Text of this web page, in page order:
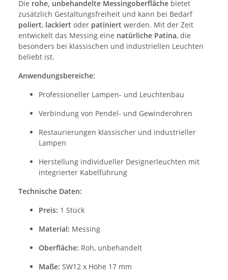
Die rohe, unbehandelte Messingoberfläche bietet
zusätzlich Gestaltungsfreiheit und kann bei Bedarf
poliert, lackiert oder patiniert werden. Mit der Zeit
entwickelt das Messing eine natürliche Patina, die
besonders bei klassischen und industriellen Leuchten
beliebt ist.
Anwendungsbereiche:
Professioneller Lampen- und Leuchtenbau
Verbindung von Pendel- und Gewinderohren
Restaurierungen klassischer und industrieller
Lampen
Herstellung individueller Designerleuchten mit
integrierter Kabelführung
Technische Daten:
Preis: 1 Stück
Material: Messing
Oberfläche: Roh, unbehandelt
Maße: SW12 x Höhe 17 mm